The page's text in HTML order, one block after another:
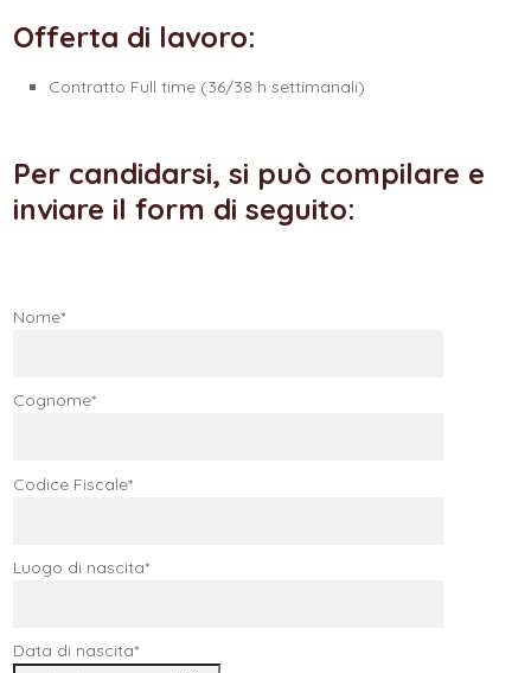
Offerta di lavoro:
Contratto Full time (36/38 h settimanali)
Per candidarsi, si può compilare e
inviare il form di seguito:
Nome*
Cognome*
Codice Fiscale*
Luogo di nascita*
Data di nascita*